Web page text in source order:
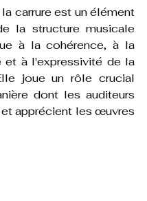
la carrure est un élément
la structure musicale
à la cohérence, à la
et à l'expressivité de la
joue un rôle crucial
dont les auditeurs
apprécient les œuvres